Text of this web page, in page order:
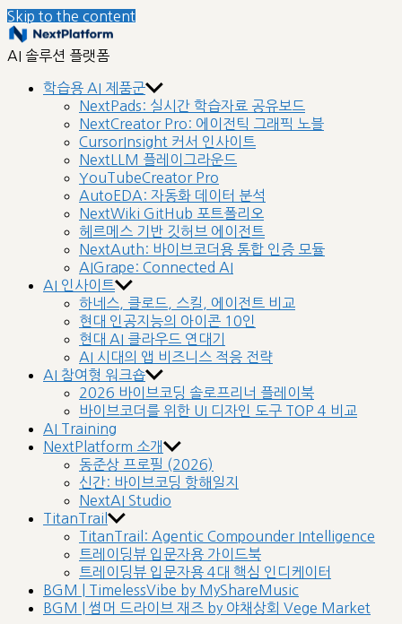
Skip to the content
AI 솔루션 플랫폼
학습용 AI 제품군
NextPads: 실시간 학습자료 공유보드
NextCreator Pro: 에이전틱 그래픽 노블
CursorInsight 커서 인사이트
NextLLM 플레이그라운드
YouTubeCreator Pro
AutoEDA: 자동화 데이터 분석
NextWiki GitHub 포트폴리오
헤르메스 기반 깃허브 에이전트
NextAuth: 바이브코더용 통합 인증 모듈
AIGrape: Connected AI
AI 인사이트
하네스, 클로드, 스킬, 에이전트 비교
현대 인공지능의 아이콘 10인
현대 AI 클라우드 연대기
AI 시대의 앱 비즈니스 적응 전략
AI 참여형 워크숍
2026 바이브코딩 솔로프리너 플레이북
바이브코더를 위한 UI 디자인 도구 TOP 4 비교
AI Training
NextPlatform 소개
동준상 프로필 (2026)
신간: 바이브코딩 항해일지
NextAI Studio
TitanTrail
TitanTrail: Agentic Compounder Intelligence
트레이딩뷰 입문자용 가이드북
트레이딩뷰 입문자용 4대 핵심 인디케이터
BGM | TimelessVibe by MyShareMusic
BGM | 썸머 드라이브 재즈 by 야채상회 Vege Market